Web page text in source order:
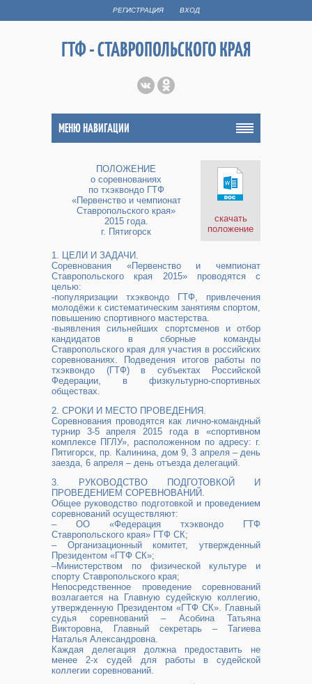
РЕГИСТРАЦИЯ ВХОД
ГТФ - СТАВРОПОЛЬСКОГО КРАЯ
МЕНЮ НАВИГАЦИИ
ПОЛОЖЕНИЕ
о соревнованиях
по тхэквондо ГТФ
«Первенство и чемпионат
Ставропольского края»
2015 года.
г. Пятигорск
скачать
положение
1. ЦЕЛИ И ЗАДАЧИ.
Соревнования «Первенство и чемпионат
Ставропольского края 2015» проводятся с
целью:
-популяризации тхэквондо ГТФ, привлечения
молодёжи к систематическим занятиям спортом,
повышению спортивного мастерства.
-выявления сильнейших спортсменов и отбор
кандидатов в сборные команды
Ставропольского края для участия в российских
соревнованиях. Подведения итогов работы по
тхэквондо (ГТФ) в субъектах Российской
Федерации, в физкультурно-спортивных
обществах.
2. СРОКИ И МЕСТО ПРОВЕДЕНИЯ.
Соревнования проводятся как лично-командный
турнир 3-5 апреля 2015 года в «спортивном
комплексе ПГЛУ», расположенном по адресу: г.
Пятигорск, пр. Калинина, дом 9, 3 апреля – день
заезда, 6 апреля – день отъезда делегаций.
3. РУКОВОДСТВО ПОДГОТОВКОЙ И
ПРОВЕДЕНИЕМ СОРЕВНОВАНИЙ.
Общее руководство подготовкой и проведением
соревнований осуществляют:
– ОО «Федерация тхэквондо ГТФ
Ставропольского края» ГТФ СК;
– Организационный комитет, утвержденный
Президентом «ГТФ СК»;
–Министерством по физической культуре и
спорту Ставропольского края;
Непосредственное проведение соревнований
возлагается на Главную судейскую коллегию,
утвержденную Президентом «ГТФ СК». Главный
судья соревнований – Асобина Татьяна
Викторовна, Главный секретарь – Тагиева
Наталья Александровна.
Каждая делегация должна предоставить не
менее 2-х судей для работы в судейской
коллегии соревнований.